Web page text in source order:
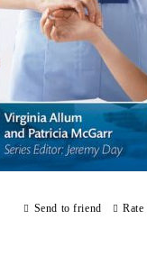
Send to friend